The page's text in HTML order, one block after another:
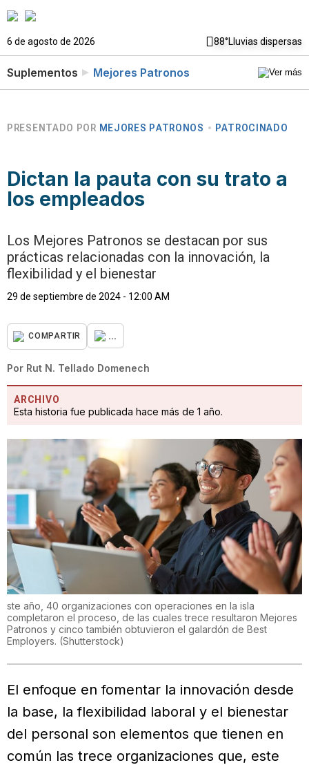
6 de agosto de 2026 88°Lluvias dispersas
Suplementos Mejores Patronos
PRESENTADO POR MEJORES PATRONOS PATROCINADO
Dictan la pauta con su trato a
los empleados
Los Mejores Patronos se destacan por sus
prácticas relacionadas con la innovación, la
flexibilidad y el bienestar
29 de septiembre de 2024 - 12:00 AM
COMPARTIR ...
Por Rut N. Tellado Domenech
ARCHIVO
Esta historia fue publicada hace más de 1 año.
ste año, 40 organizaciones con operaciones en la isla
completaron el proceso, de las cuales trece resultaron Mejores
Patronos y cinco también obtuvieron el galardón de Best
Employers. (Shutterstock)
El enfoque en fomentar la innovación desde
la base, la flexibilidad laboral y el bienestar
del personal son elementos que tienen en
común las trece organizaciones que, este